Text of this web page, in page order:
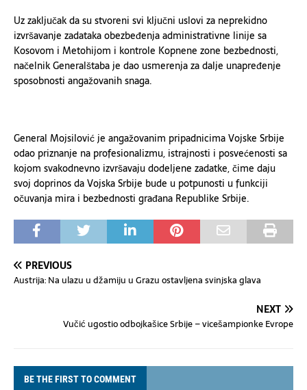
Uz zaključak da su stvoreni svi ključni uslovi za neprekidno
izvršavanje zadataka obezbeđenja administrativne linije sa
Kosovom i Metohijom i kontrole Kopnene zone bezbednosti,
načelnik Generalštaba je dao usmerenja za dalje unapređenje
sposobnosti angažovanih snaga.
General Mojsilović je angažovanim pripadnicima Vojske Srbije
odao priznanje na profesionalizmu, istrajnosti i posvećenosti sa
kojom svakodnevno izvršavaju dodeljene zadatke, čime daju
svoj doprinos da Vojska Srbije bude u potpunosti u funkciji
očuvanja mira i bezbednosti građana Republike Srbije.
PREVIOUS
Austrija: Na ulazu u džamiju u Grazu ostavljena svinjska glava
NEXT
Vučić ugostio odbojkašice Srbije – vicešampionke Evrope
BE THE FIRST TO COMMENT